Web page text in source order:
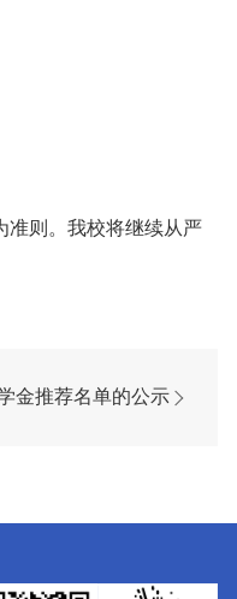
准则。我校将继续从严
金推荐名单的公示